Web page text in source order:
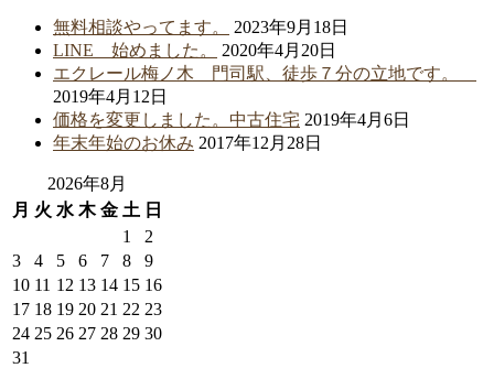
無料相談やってます。
2023年9月18日
LINE 始めました。
2020年4月20日
エクレール梅ノ木 門司駅、徒歩７分の立地です。
2019年4月12日
価格を変更しました。中古住宅 2019年4月6日
年末年始のお休み 2017年12月28日
2026年8月
月 火 水 木 金 土 日
1
2
3
4 5 6 7 8
9
10 11 12 13 14 15 16
17 18 19 20 21 22 23
24 25 26 27 28 29 30
31